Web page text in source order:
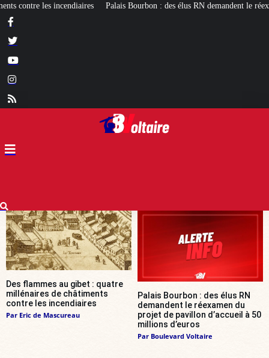
: des élus RN demandent le réexamen du projet de pavillon d’accueil à
Des flammes au gibet : quatre
millénaires de châtiments
contre les incendiaires
Par Eric de Mascureau
Palais Bourbon : des élus RN
demandent le réexamen du
projet de pavillon d’accueil à 50
millions d’euros
Par Boulevard Voltaire